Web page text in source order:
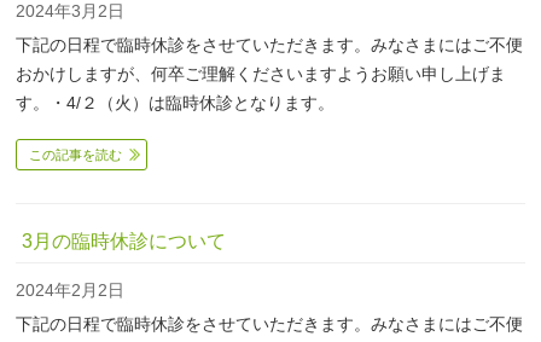
2024年3月2日
下記の日程で臨時休診をさせていただきます。みなさまにはご不便
おかけしますが、何卒ご理解くださいますようお願い申し上げま
す。・4/２（火）は臨時休診となります。
この記事を読む
3月の臨時休診について
2024年2月2日
下記の日程で臨時休診をさせていただきます。みなさまにはご不便